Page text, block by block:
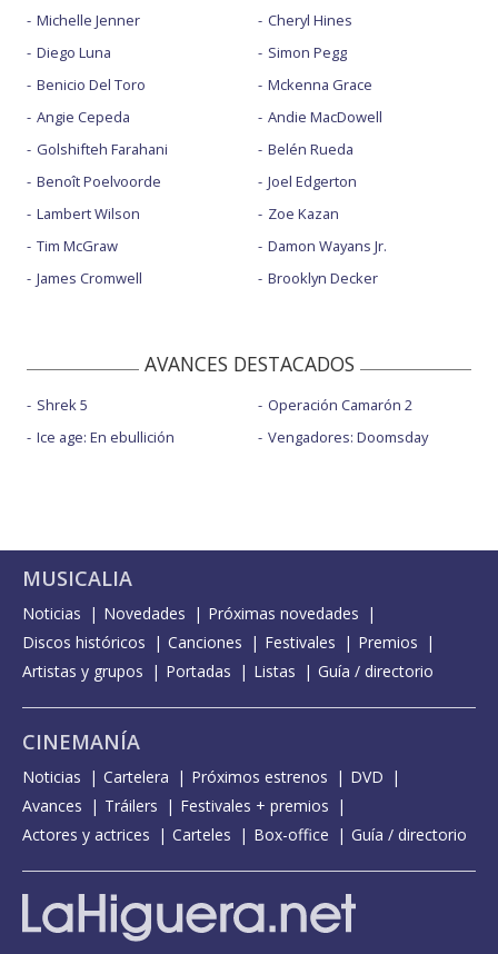
Michelle Jenner
Diego Luna
Benicio Del Toro
Angie Cepeda
Golshifteh Farahani
Benoît Poelvoorde
Lambert Wilson
Tim McGraw
James Cromwell
Cheryl Hines
Simon Pegg
Mckenna Grace
Andie MacDowell
Belén Rueda
Joel Edgerton
Zoe Kazan
Damon Wayans Jr.
Brooklyn Decker
AVANCES DESTACADOS
Shrek 5
Ice age: En ebullición
Operación Camarón 2
Vengadores: Doomsday
MUSICALIA
Noticias Novedades
Próximas novedades
Discos históricos
Canciones Festivales
Premios
Artistas y grupos
Portadas Listas Guía / directorio
CINEMANÍA
Noticias Cartelera Próximos estrenos
DVD
Avances
Tráilers
Festivales + premios
Actores y actrices
Carteles Box-office Guía / directorio